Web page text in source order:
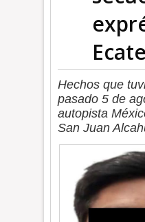
Hechos que
pasado 5 de
autopista
San Juan